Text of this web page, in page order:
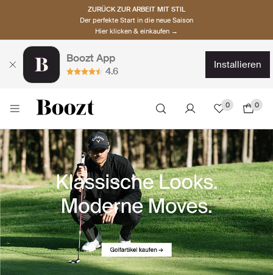
ZURÜCK ZUR ARBEIT MIT STIL
Der perfekte Start in die neue Saison
Hier klicken & einkaufen →
Boozt App
4.6
installieren
0 0